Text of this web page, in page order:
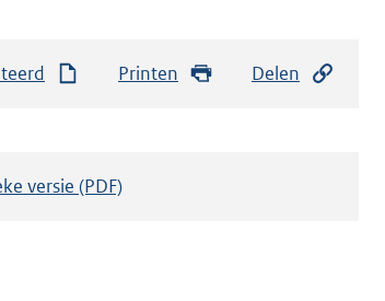
Printen Delen
versie (PDF)